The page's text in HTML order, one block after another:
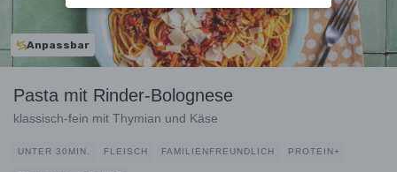
Anpassbar
Pasta mit Rinder-Bolognese
klassisch-fein mit Thymian und Käse
UNTER 30MIN. FLEISCH FAMILIENFREUNDLICH PROTEIN+